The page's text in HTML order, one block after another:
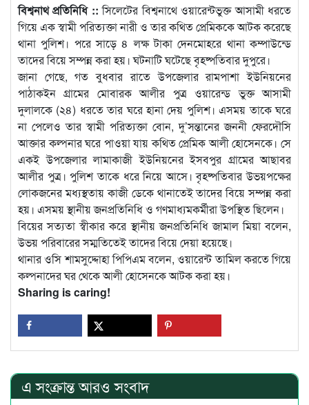
বিশ্বনাথ প্রতিনিধি :: সিলেটের বিশ্বনাথে ওয়ারেন্টভুক্ত আসামী ধরতে
গিয়ে এক স্বামী পরিত্যক্তা নারী ও তার কথিত প্রেমিককে আটক করেছে
থানা পুলিশ। পরে সাড়ে ৪ লক্ষ টাকা দেনমোহরে থানা কম্পাউন্ডে
তাদের বিয়ে সম্পন্ন করা হয়। ঘটনাটি ঘটেছে বৃহষ্পতিবার দুপুরে।
জানা গেছে, গত বুধবার রাতে উপজেলার রামপাশা ইউনিয়নের
পাঠাকইন গ্রামের মোবারক আলীর পুত্র ওয়ারেন্ড ভুক্ত আসামী
দুলালকে (২৪) ধরতে তার ঘরে হানা দেয় পুলিশ। এসময় তাকে ঘরে
না পেলেও তার স্বামী পরিত্যক্তা বোন, দু’সন্তানের জননী ফেরদৌসি
আক্তার কল্পনার ঘরে পাওয়া যায় কথিত প্রেমিক আলী হোসেনকে। সে
একই উপজেলার লামাকাজী ইউনিয়নের ইসবপুর গ্রামের আছাবর
আলীর পুত্র। পুলিশ তাকে ধরে নিয়ে আসে। বৃহষ্পতিবার উভয়পক্ষের
লোকজনের মধ্যস্থতায় কাজী ডেকে থানাতেই তাদের বিয়ে সম্পন্ন করা
হয়। এসময় স্থানীয় জনপ্রতিনিধি ও গণমাধ্যমকর্মীরা উপস্থিত ছিলেন।
বিয়ের সত্যতা স্বীকার করে স্থানীয় জনপ্রতিনিধি জামাল মিয়া বলেন,
উভয় পরিবারের সম্মতিতেই তাদের বিয়ে দেয়া হয়েছে।
থানার ওসি শামসুদ্দোহা পিপিএম বলেন, ওয়ারেন্ট তামিল করতে গিয়ে
কল্পনাদের ঘর থেকে আলী হোসেনকে আটক করা হয়।
Sharing is caring!
এ সংক্রান্ত আরও সংবাদ